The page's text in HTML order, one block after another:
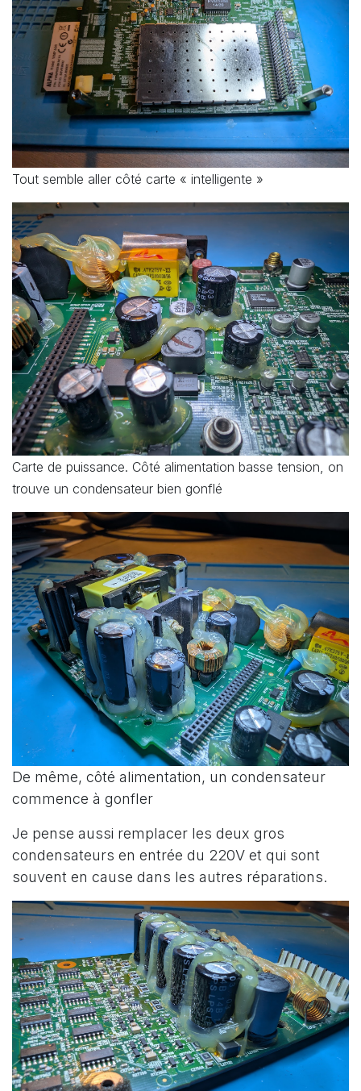
Tout semble aller côté carte « intelligente »
Carte de puissance. Côté alimentation basse tension, on
trouve un condensateur bien gonflé
De même, côté alimentation, un condensateur
commence à gonfler
Je pense aussi remplacer les deux gros
condensateurs en entrée du 220V et qui sont
souvent en cause dans les autres réparations.